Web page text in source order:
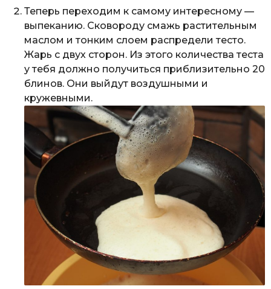
Теперь переходим к самому интересному —
выпеканию. Сковороду смажь растительным
маслом и тонким слоем распредели тесто.
Жарь с двух сторон. Из этого количества теста
у тебя должно получиться приблизительно 20
блинов. Они выйдут воздушными и
кружевными.